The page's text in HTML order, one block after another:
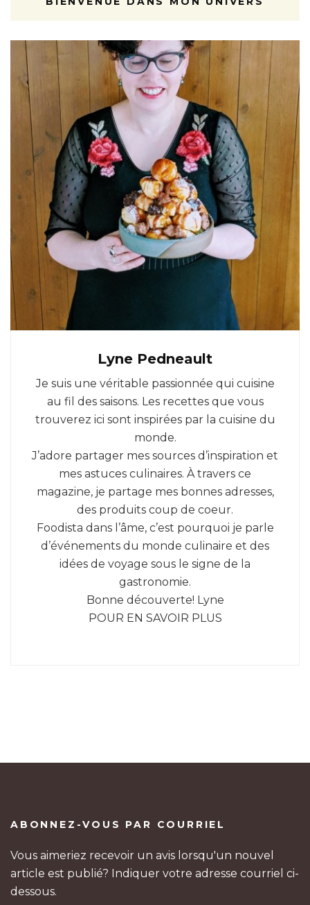
Lyne Pedneault
Je suis une véritable passionnée qui cuisine
au fil des saisons. Les recettes que vous
trouverez ici sont inspirées par la cuisine du
monde.
J’adore partager mes sources d’inspiration et
mes astuces culinaires. À travers ce
magazine, je partage mes bonnes adresses,
des produits coup de coeur.
Foodista dans l’âme, c’est pourquoi je parle
d’événements du monde culinaire et des
idées de voyage sous le signe de la
gastronomie.
Bonne découverte! Lyne
POUR EN SAVOIR PLUS
ABONNEZ-VOUS PAR COURRIEL
Vous aimeriez recevoir un avis lorsqu'un nouvel
article est publié? Indiquer votre adresse courriel ci-
dessous.